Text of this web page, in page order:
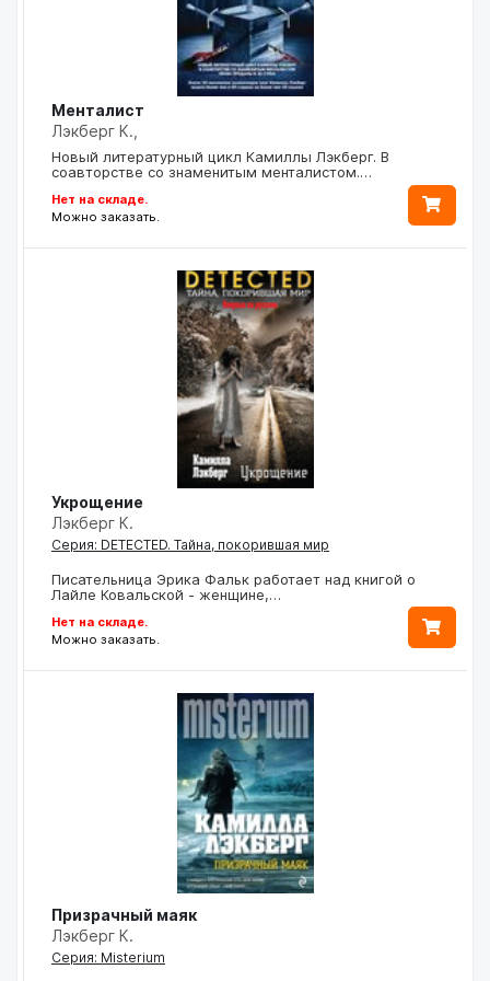
Менталист
Лэкберг К.,
Новый литературный цикл Камиллы Лэкберг. В
соавторстве со знаменитым менталистом.…
Нет на складе.
Можно заказать.
Укрощение
Лэкберг К.
Серия: DETECTED. Тайна, покорившая мир
Писательница Эрика Фальк работает над книгой о
Лайле Ковальской - женщине,…
Нет на складе.
Можно заказать.
Призрачный маяк
Лэкберг К.
Серия: Misterium